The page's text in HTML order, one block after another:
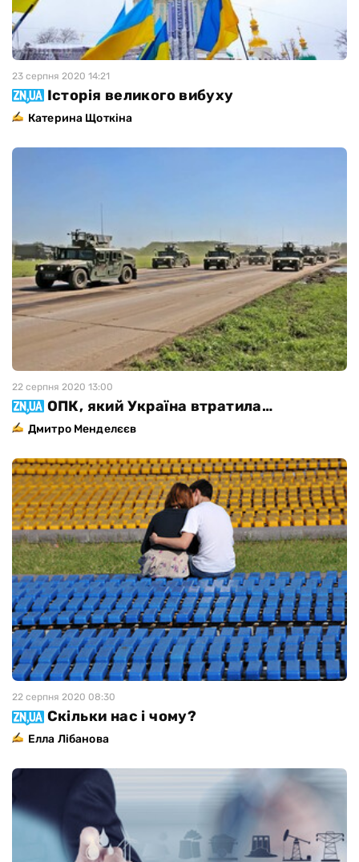
23 серпня 2020 14:21
Історія великого вибуху
Катерина Щоткіна
22 серпня 2020 13:00
ОПК, який Україна втратила…
Дмитро Менделєєв
22 серпня 2020 08:30
Скільки нас і чому?
Елла Лібанова